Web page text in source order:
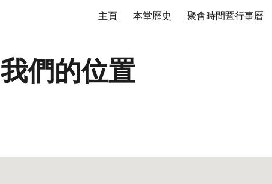
Skip to navigation
主頁 本堂歷史 聚會時間暨行事曆
我們的位置